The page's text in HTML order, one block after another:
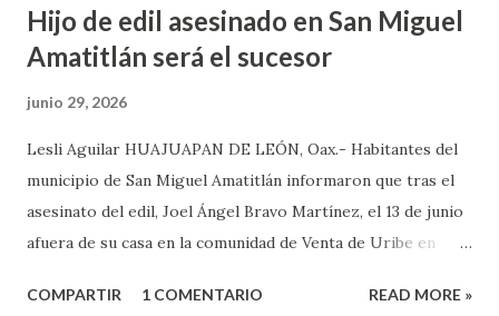
Hijo de edil asesinado en San Miguel
Amatitlán será el sucesor
junio 29, 2026
Lesli Aguilar HUAJUAPAN DE LEÓN, Oax.- Habitantes del
municipio de San Miguel Amatitlán informaron que tras el
asesinato del edil, Joel Ángel Bravo Martínez, el 13 de junio
afuera de su casa en la comunidad de Venta de Uribe en
el que tome protesta para poder concluir el gobierno
COMPARTIR 1 COMENTARIO READ MORE »